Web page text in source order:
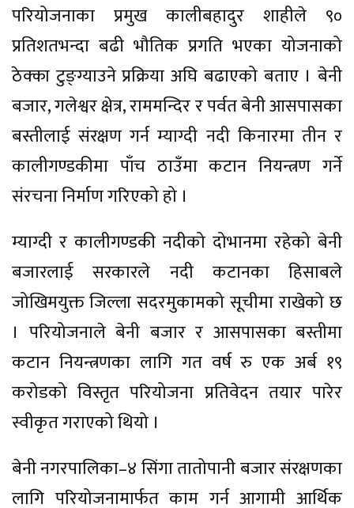
परियोजनाका प्रमुख कालीबहादुर शाहीले ९०
प्रतिशतभन्दा बढी भौतिक प्रगति भएका योजनाको
ठेक्का टुङ्ग्याउने प्रक्रिया अघि बढाएको बताए । बेनी
बजार, गलेश्वर क्षेत्र, राममन्दिर र पर्वत बेनी आसपासका
बस्तीलाई संरक्षण गर्न म्याग्दी नदी किनारमा तीन र
कालीगण्डकीमा पाँच ठाउँमा कटान नियन्त्रण गर्ने
संरचना निर्माण गरिएको हो ।
म्याग्दी र कालीगण्डकी नदीको दोभानमा रहेको बेनी
बजारलाई सरकारले नदी कटानका हिसाबले
जोखिमयुक्त जिल्ला सदरमुकामको सूचीमा राखेको छ
। परियोजनाले बेनी बजार र आसपासका बस्तीमा
कटान नियन्त्रणका लागि गत वर्ष रु एक अर्ब १९
करोडको विस्तृत परियोजना प्रतिवेदन तयार पारेर
स्वीकृत गराएको थियो ।
बेनी नगरपालिका–४ सिंगा तातोपानी बजार संरक्षणका
लागि परियोजनामार्फत काम गर्न आगामी आर्थिक